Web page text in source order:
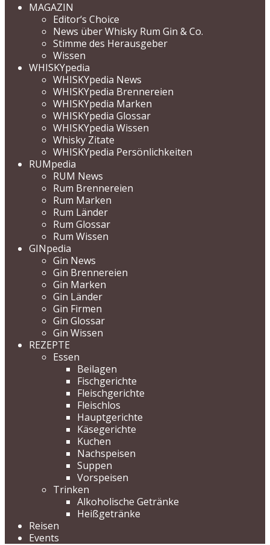
MAGAZIN
Editor‘s Choice
News über Whisky Rum Gin & Co.
Stimme des Herausgeber
Wissen
WHISKYpedia
WHISKYpedia News
WHISKYpedia Brennereien
WHISKYpedia Marken
WHISKYpedia Glossar
WHISKYpedia Wissen
Whisky Zitate
WHISKYpedia Persönlichkeiten
RUMpedia
RUM News
Rum Brennereien
Rum Marken
Rum Länder
Rum Glossar
Rum Wissen
GINpedia
Gin News
Gin Brennereien
Gin Marken
Gin Länder
Gin Firmen
Gin Glossar
Gin Wissen
REZEPTE
Essen
Beilagen
Fischgerichte
Fleischgerichte
Fleischlos
Hauptgerichte
Käsegerichte
Kuchen
Nachspeisen
Suppen
Vorspeisen
Trinken
Alkoholische Getränke
Heißgetränke
Reisen
Events